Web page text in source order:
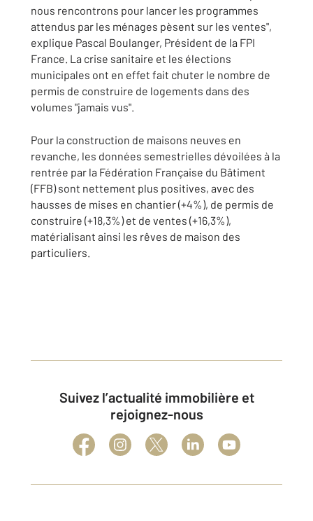
nous rencontrons pour lancer les programmes
attendus par les ménages pèsent sur les ventes",
explique Pascal Boulanger, Président de la FPI
France. La crise sanitaire et les élections
municipales ont en effet fait chuter le nombre de
permis de construire de logements dans des
volumes "jamais vus".
Pour la construction de maisons neuves en
revanche, les données semestrielles dévoilées à la
rentrée par la Fédération Française du Bâtiment
(FFB) sont nettement plus positives, avec des
hausses de mises en chantier (+4%), de permis de
construire (+18,3%) et de ventes (+16,3%),
matérialisant ainsi les rêves de maison des
particuliers.
Suivez l’actualité immobilière et
rejoignez-nous